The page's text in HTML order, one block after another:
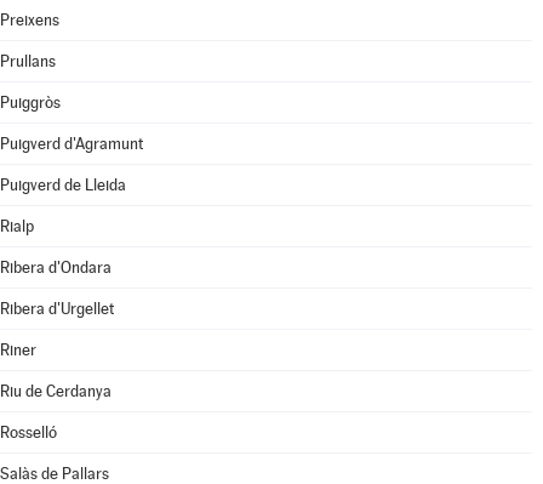
Preixens
Prullans
Puiggròs
Puigverd d'Agramunt
Puigverd de Lleida
Rialp
Ribera d'Ondara
Ribera d'Urgellet
Riner
Riu de Cerdanya
Rosselló
Salàs de Pallars